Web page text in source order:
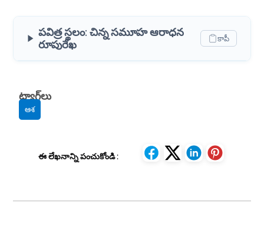
పవిత్ర స్థలం: చిన్న సమూహ ఆరాధన
రూపురేఖ
కాపీ
ట్యాగ్‌లు
ఆశ
ఈ లేఖనాన్ని పంచుకోండి :